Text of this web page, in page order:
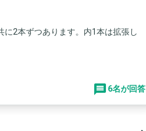
2本ずつあります。内1本は拡張し
6名が回答